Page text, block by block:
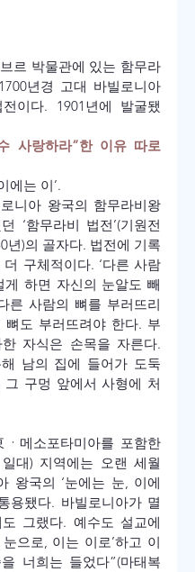
르 박물관에 있는 함무라
년경 고대 바빌로니아
이다. 1901년에 발굴됐
사랑하라”한 이유 따로
에는 이’.
니아 왕국의 함무라비왕
‘함무라비 법전’(기원전
년)의 골자다. 법전에 기록
구체적이다. ‘다른 사람
게 하면 자신의 눈알도 빼
른 사람의 뼈를 부러뜨리
뼈도 부러뜨려야 한다. 부
자식은 손목을 자른다.
남의 집에 들어가 도둑
그 구멍 앞에서 사형에 처
메소포타미아를 포함한
대) 지역에는 오랜 세월
왕국의 ‘눈에는 눈, 이에
용됐다. 바빌로니아가 멸
그랬다. 예수도 설교에
으로, 이는 이로’하고 이
너희는 들었다”(마태복